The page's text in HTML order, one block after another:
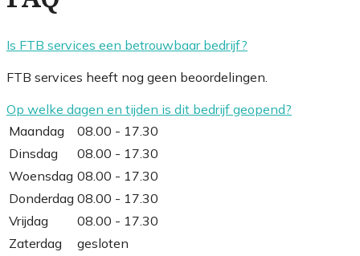
Is FTB services een betrouwbaar bedrijf?
FTB services heeft nog geen beoordelingen.
Op welke dagen en tijden is dit bedrijf geopend?
Maandag
08.00 - 17.30
Dinsdag
08.00 - 17.30
Woensdag 08.00 - 17.30
Donderdag 08.00 - 17.30
Vrijdag
08.00 - 17.30
Zaterdag
gesloten